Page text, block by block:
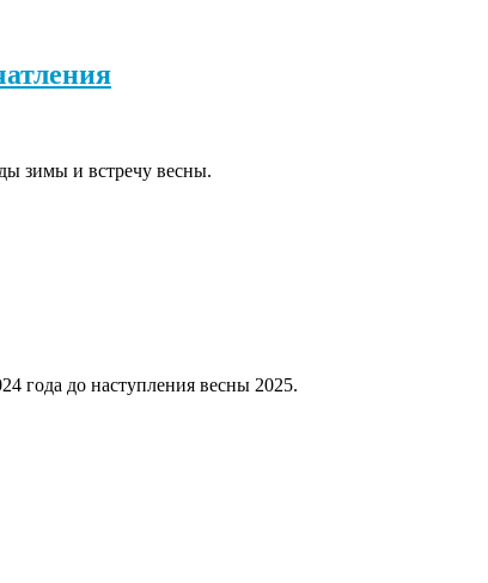
зимы и встречу весны.
года до наступления весны 2025.